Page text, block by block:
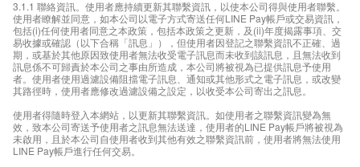
3.1.1 聯絡資訊。使用者應持續更新其聯繫資訊，以使本公司得與使用者聯繫。
使用者瞭解並同意，如本公司以電子方式寄送任何LINE Pay帳戶或交易資訊，
包括(i)任何使用者同意之本政策，包括本政策之更新，及(ii)年度揭露事項、交
易收據或確認（以下合稱「訊息」），但使用者因登記之聯繫資訊不正確、過
期，或基於其他原因致使用者無法收受電子訊息而未收到該訊息，且無法收到
訊息係不可歸責於本公司之事由所造成，本公司將被視為已提供訊息予使用
者。使用者使用過濾設備阻擋電子訊息、通知或其他形式之電子訊息，或改變
其路徑時，使用者應修改過濾設備之設定，以收受本公司寄出之訊息。
使用者得隨時登入本網站，以更新其聯繫資訊。如使用者之聯繫資訊變為無
效，致本公司寄送予使用者之訊息無法送達，使用者的LINE Pay帳戶將被視為
未啟用，且於本公司自使用者收到其他有效之聯繫資訊前，使用者將無法使用
LINE Pay帳戶進行任何交易。